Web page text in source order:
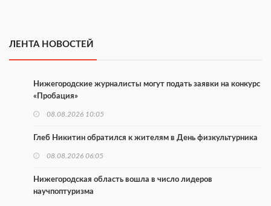
ЛЕНТА НОВОСТЕЙ
Нижегородские журналисты могут подать заявки на конкурс
«Пробация»
08.08.2026 10:05
Глеб Никитин обратился к жителям в День физкультурника
08.08.2026 06:05
Нижегородская область вошла в число лидеров
научпоптуризма